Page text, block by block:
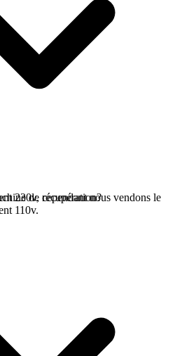
230v, cependant nous vendons le
110v.
de récupération?